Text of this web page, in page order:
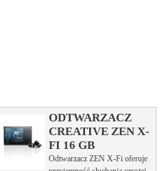
ODTWARZACZ
CREATIVE ZEN X-
FI 16 GB
Odtwarzacz ZEN X-Fi oferuje